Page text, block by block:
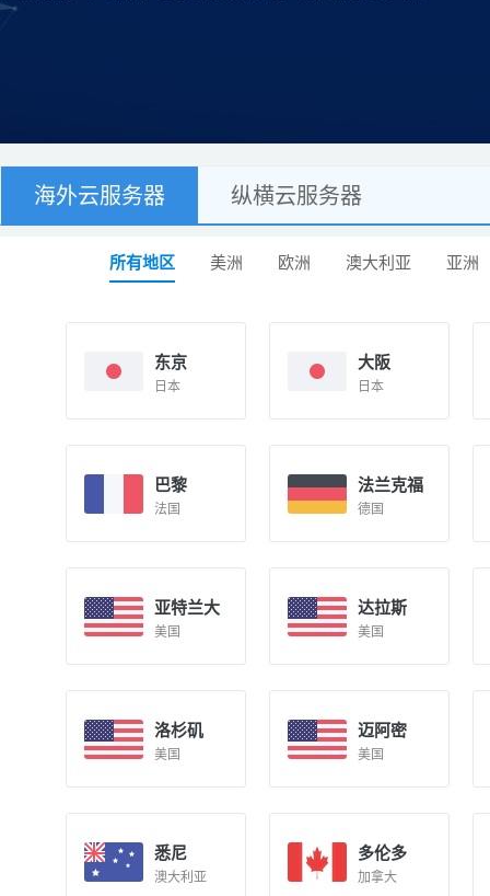
海外云服务器 纵横云服务器
所有地区 美洲 欧洲 澳大利亚 亚洲
东京
日本
大阪
日本
巴黎
法国
法兰克福
德国
亚特兰大
美国
达拉斯
美国
洛杉矶
美国
迈阿密
美国
悉尼
澳大利亚
多伦多
加拿大